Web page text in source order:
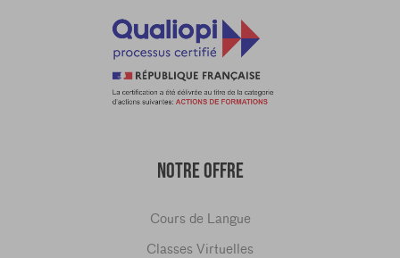
NOTRE OFFRE
Cours de Langue
Classes Virtuelles